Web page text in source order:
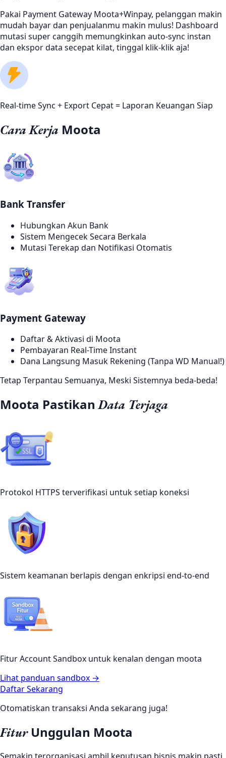
Pakai Payment Gateway Moota+Winpay, pelanggan makin
mudah bayar dan penjualanmu makin mulus! Dashboard
mutasi super canggih memungkinkan auto-sync instan
dan ekspor data secepat kilat, tinggal klik-klik aja!
Real-time Sync + Export Cepat = Laporan Keuangan Siap
Cara Kerja Moota
Bank Transfer
Hubungkan Akun Bank
Sistem Mengecek Secara Berkala
Mutasi Terekap dan Notifikasi Otomatis
Payment Gateway
Daftar & Aktivasi di Moota
Pembayaran Real-Time Instant
Dana Langsung Masuk Rekening (Tanpa WD Manual!)
Tetap Terpantau Semuanya, Meski Sistemnya beda-beda!
Moota PastikanData Terjaga
Protokol HTTPS terverifikasi untuk setiap koneksi
Sistem keamanan berlapis dengan enkripsi end-to-end
Fitur Account Sandbox untuk kenalan dengan moota
Lihat panduan sandbox →
Daftar Sekarang
Otomatiskan transaksi Anda sekarang juga!
Fitur Unggulan Moota